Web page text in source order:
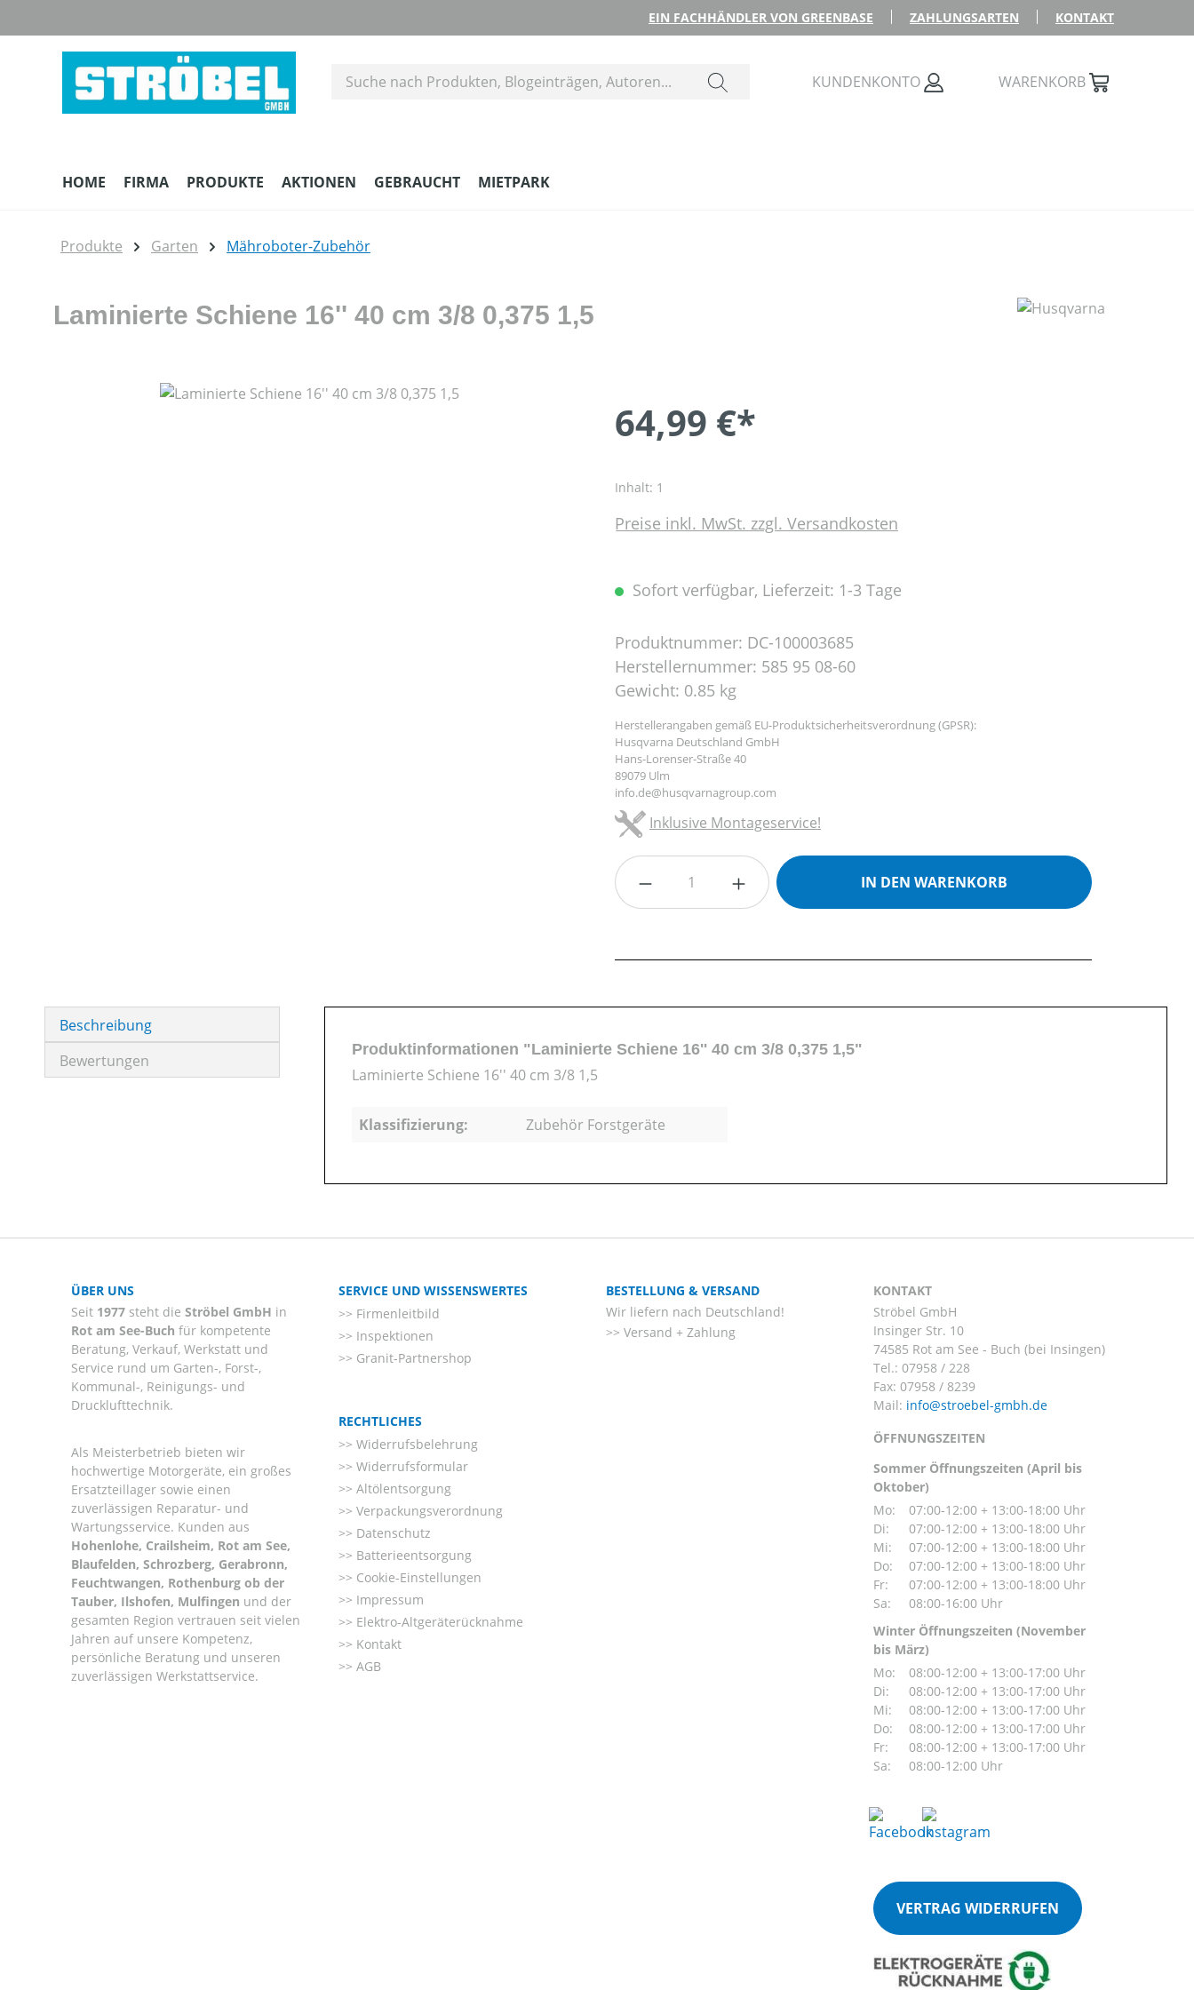
EIN FACHHÄNDLER VON GREENBASE ZAHLUNGSARTEN KONTAKT
KUNDENKONTO WARENKORB
HOME FIRMA PRODUKTE AKTIONEN GEBRAUCHT MIETPARK
Produkte Garten Mähroboter-Zubehör
Laminierte Schiene 16'' 40 cm 3/8 0,375 1,5
Bildergalerie überspringen
64,99 €*
Inhalt: 1
Preise inkl. MwSt. zzgl. Versandkosten
Sofort verfügbar, Lieferzeit: 1-3 Tage
Produktnummer: DC-100003685
Herstellernummer: 585 95 08-60
Gewicht: 0.85 kg
Herstellerangaben gemäß EU-Produktsicherheitsverordnung (GPSR):
Husqvarna Deutschland GmbH
Hans-Lorenser-Straße 40
89079 Ulm
info.de@husqvarnagroup.com
Inklusive Montageservice!
Produkt Anzahl: Gib den gewünschten Wert ein oder
IN DEN WARENKORB
Beschreibung
Bewertungen
Produktinformationen "Laminierte Schiene 16'' 40 cm 3/8 0,375 1,5"
Laminierte Schiene 16'' 40 cm 3/8 1,5
Klassifizierung: Zubehör Forstgeräte
ÜBER UNS
Seit 1977 steht die Ströbel GmbH in
Rot am See-Buch für kompetente
Beratung, Verkauf, Werkstatt und
Service rund um Garten-, Forst-,
Kommunal-, Reinigungs- und
Drucklufttechnik.
Als Meisterbetrieb bieten wir
hochwertige Motorgeräte, ein großes
Ersatzteillager sowie einen
zuverlässigen Reparatur- und
Wartungsservice. Kunden aus
Hohenlohe, Crailsheim, Rot am See,
Blaufelden, Schrozberg, Gerabronn,
Feuchtwangen, Rothenburg ob der
Tauber, Ilshofen, Mulfingen und der
gesamten Region vertrauen seit vielen
Jahren auf unsere Kompetenz,
persönliche Beratung und unseren
zuverlässigen Werkstattservice.
SERVICE UND WISSENSWERTES
Firmenleitbild
Inspektionen
Granit-Partnershop
RECHTLICHES
Widerrufsbelehrung
Widerrufsformular
Altölentsorgung
Verpackungsverordnung
Datenschutz
Batterieentsorgung
Cookie-Einstellungen
Impressum
Elektro-Altgeräterücknahme
Kontakt
AGB
BESTELLUNG & VERSAND
Wir liefern nach Deutschland!
Versand + Zahlung
KONTAKT
Ströbel GmbH
Insinger Str. 10
74585 Rot am See - Buch (bei Insingen)
Tel.: 07958 / 228
Fax: 07958 / 8239
Mail:
ÖFFNUNGSZEITEN
Sommer Öffnungszeiten (April bis
Oktober)
Mo:
07:00-12:00 + 13:00-18:00 Uhr
Di:
07:00-12:00 + 13:00-18:00 Uhr
Mi:
07:00-12:00 + 13:00-18:00 Uhr
Do:
07:00-12:00 + 13:00-18:00 Uhr
Fr:
07:00-12:00 + 13:00-18:00 Uhr
Sa:
08:00-16:00 Uhr
Winter Öffnungszeiten (November
bis März)
Mo:
08:00-12:00 + 13:00-17:00 Uhr
Di:
08:00-12:00 + 13:00-17:00 Uhr
Mi:
08:00-12:00 + 13:00-17:00 Uhr
Do:
08:00-12:00 + 13:00-17:00 Uhr
Fr:
08:00-12:00 + 13:00-17:00 Uhr
Sa:
08:00-12:00 Uhr
VERTRAG WIDERRUFEN